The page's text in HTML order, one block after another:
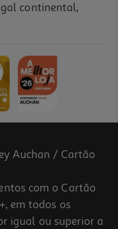
continental,
Auchan / Cartão
com o Cartão
em todos os
igual ou superior a